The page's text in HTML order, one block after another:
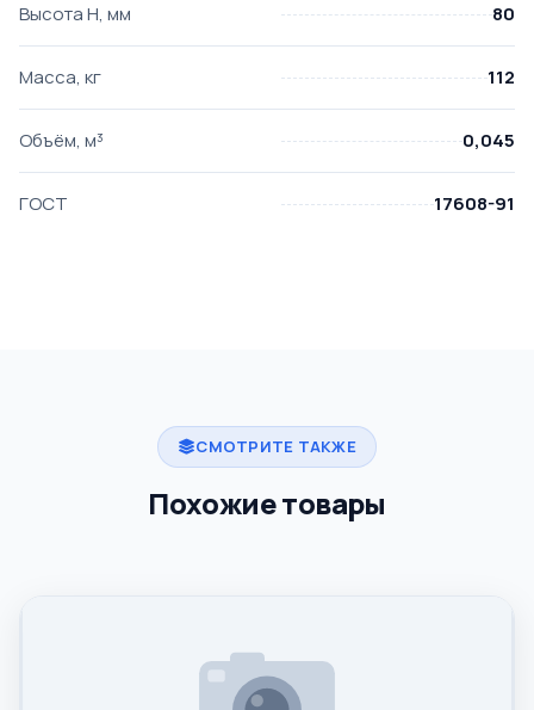
Высота H, мм 80
Масса, кг 112
Объём, м³ 0,045
ГОСТ 17608-91
СМОТРИТЕ ТАКЖЕ
Похожие товары